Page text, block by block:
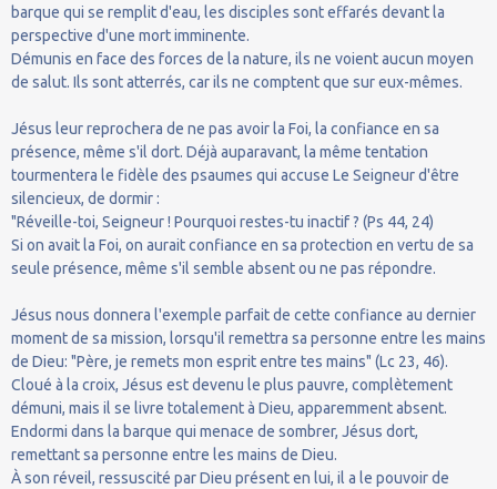
barque qui se remplit d'eau, les disciples sont effarés devant la
perspective d'une mort imminente.
Démunis en face des forces de la nature, ils ne voient aucun moyen
de salut. Ils sont atterrés, car ils ne comptent que sur eux-mêmes.
Jésus leur reprochera de ne pas avoir la Foi, la confiance en sa
présence, même s'il dort. Déjà auparavant, la même tentation
tourmentera le fidèle des psaumes qui accuse Le Seigneur d'être
silencieux, de dormir :
"Réveille-toi, Seigneur ! Pourquoi restes-tu inactif ? (Ps 44, 24)
Si on avait la Foi, on aurait confiance en sa protection en vertu de sa
seule présence, même s'il semble absent ou ne pas répondre.
Jésus nous donnera l'exemple parfait de cette confiance au dernier
moment de sa mission, lorsqu'il remettra sa personne entre les mains
de Dieu: "Père, je remets mon esprit entre tes mains" (Lc 23, 46).
Cloué à la croix, Jésus est devenu le plus pauvre, complètement
démuni, mais il se livre totalement à Dieu, apparemment absent.
Endormi dans la barque qui menace de sombrer, Jésus dort,
remettant sa personne entre les mains de Dieu.
À son réveil, ressuscité par Dieu présent en lui, il a le pouvoir de